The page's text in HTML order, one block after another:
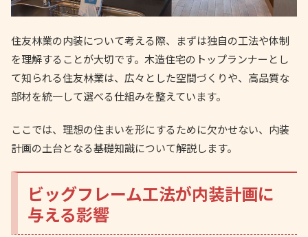
住友林業の内装について考える際、まずは独自の工法や体制
を理解することが大切です。木造住宅のトップランナーとし
て知られる住友林業は、広々とした空間づくりや、高品質な
部材を統一して選べる仕組みを整えています。
ここでは、理想の住まいを形にするために欠かせない、内装
計画の土台となる基礎知識について解説します。
ビッグフレーム工法が内装計画に
与える影響